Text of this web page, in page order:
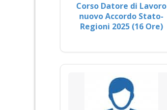
Corso Datore di Lavoro
nuovo Accordo Stato-
Regioni 2025 (16 Ore)